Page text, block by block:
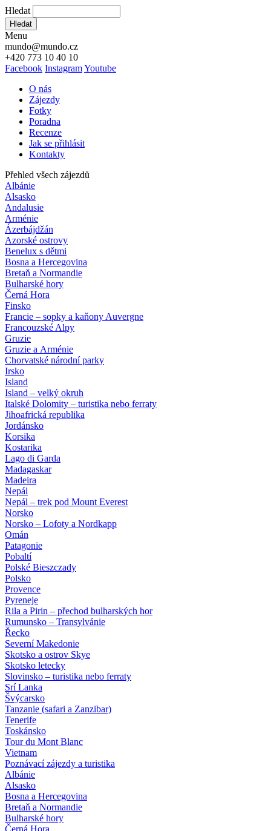
Hledat
Hledat
Menu
mundo@mundo.cz
+420 773 10 40 10
Facebook InstagramYoutube
O nás
Zájezdy
Fotky
Poradna
Recenze
Jak se přihlásit
Kontakty
Přehled všech zájezdů
Albánie
Alsasko
Andalusie
Arménie
Ázerbájdžán
Azorské ostrovy
Benelux s dětmi
Bosna a Hercegovina
Bretaň a Normandie
Bulharské hory
Černá Hora
Finsko
Francie – sopky a kaňony Auvergne
Francouzské Alpy
Gruzie
Gruzie a Arménie
Chorvatské národní parky
Irsko
Island
Island – velký okruh
Italské Dolomity – turistika nebo ferraty
Jihoafrická republika
Jordánsko
Korsika
Kostarika
Lago di Garda
Madagaskar
Madeira
Nepál
Nepál – trek pod Mount Everest
Norsko
Norsko – Lofoty a Nordkapp
Omán
Patagonie
Pobaltí
Polské Bieszczady
Polsko
Provence
Pyreneje
Rila a Pirin – přechod bulharských hor
Rumunsko – Transylvánie
Řecko
Severní Makedonie
Skotsko a ostrov Skye
Skotsko letecky
Slovinsko – turistika nebo ferraty
Srí Lanka
Švýcarsko
Tanzanie (safari a Zanzibar)
Tenerife
Toskánsko
Tour du Mont Blanc
Vietnam
Poznávací zájezdy a turistika
Albánie
Alsasko
Bosna a Hercegovina
Bretaň a Normandie
Bulharské hory
Černá Hora